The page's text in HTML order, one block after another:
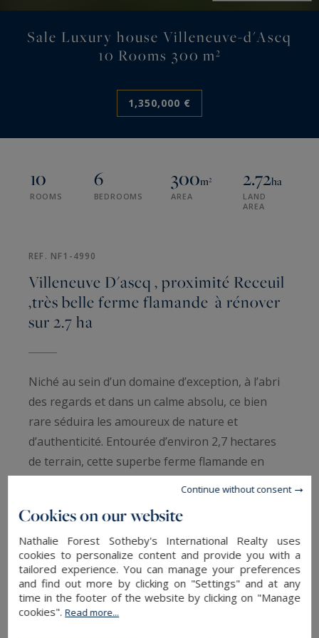
Sale Luxury house Villeneuve-d'Ascq
10 Rooms 300 m²
1,350,000 €
10
ROOMS
6
BEDROOMS
300m²
AREA
2.72ha
LAND
AREA
REF. NF1-4990
Villeneuve D'ascq , proximité Receuil
,très belle ferme flamande à rénover
sur 2.7 ha
Niché au sein d’un domaine d’exception, à l’abri
des regards et dans un calme absolu, ce bien
rare séduira les amoureux de nature et
d’authenticité. Entourée d’environ 2,7 hectares
de terrain, cette superbe ferme flamande en
l’élevage et à la vie équestre.
La propriété se compose de deux habitations
distinctes, pouvant être réunies selon les envies.
L’aile Est, élevée sur deux niveaux, offre une
Cookies on our website
Nathalie Forest Sotheby's International Realty uses
cookies to personalize content and provide you with a
tailored experience. You can manage your preferences
and find out more by clicking on "Settings" and at any
time in the footer of the website by clicking on "Manage
cookies".Read more...
Continue without consent